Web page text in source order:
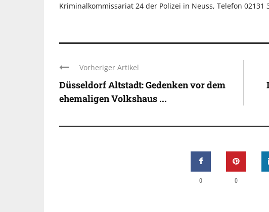
Kriminalkommissariat 24 der Polizei in Neuss, Telefon
Vorheriger Artikel
Düsseldorf Altstadt: Gedenken vor dem
ehemaligen Volkshaus ...
0 0